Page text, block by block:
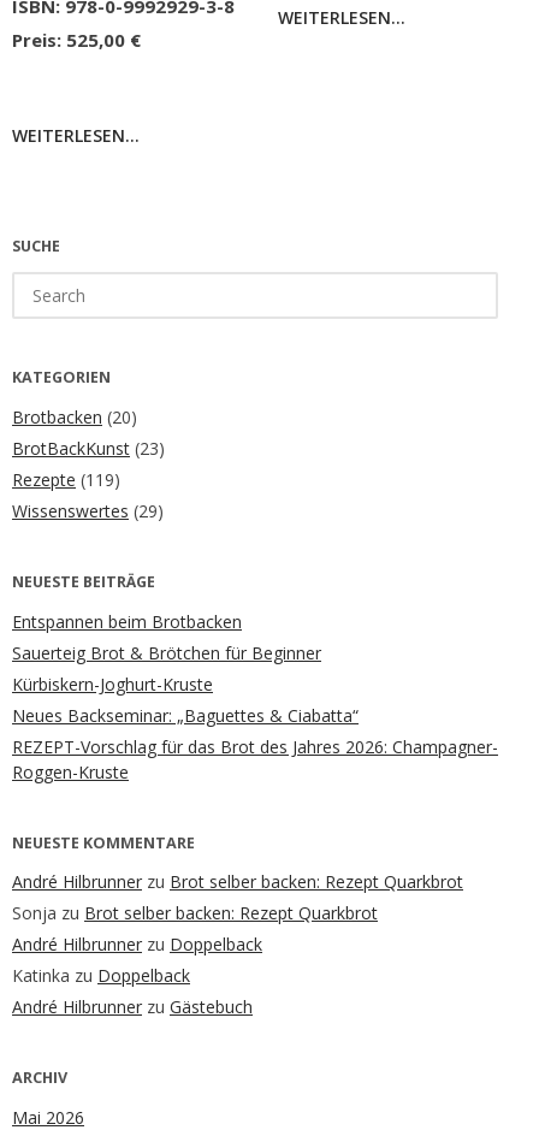
ISBN: 978-0-9992929-3-8
Preis: 525,00 €
WEITERLESEN...
WEITERLESEN...
SUCHE
for:
KATEGORIEN
Brotbacken (20)
BrotBackKunst (23)
Rezepte (119)
Wissenswertes (29)
NEUESTE BEITRÄGE
Entspannen beim Brotbacken
Sauerteig Brot & Brötchen für Beginner
Kürbiskern-Joghurt-Kruste
Neues Backseminar: „Baguettes & Ciabatta“
REZEPT-Vorschlag für das Brot des Jahres 2026: Champagner-
Roggen-Kruste
NEUESTE KOMMENTARE
André Hilbrunner zu Brot selber backen: Rezept Quarkbrot
Sonja zu Brot selber backen: Rezept Quarkbrot
André Hilbrunner zu Doppelback
Katinka zu Doppelback
André Hilbrunner zu Gästebuch
ARCHIV
Mai 2026